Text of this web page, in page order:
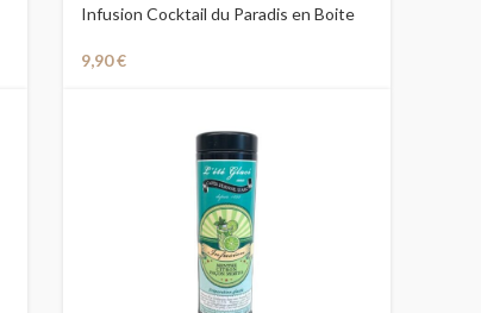
Infusion Cocktail du Paradis en Boite
9,90€